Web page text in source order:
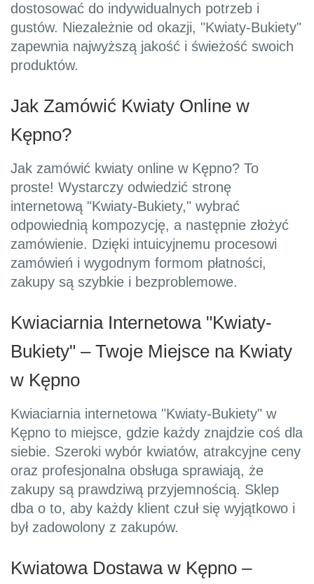
dostosować do indywidualnych potrzeb i
gustów. Niezależnie od okazji, "Kwiaty-Bukiety"
zapewnia najwyższą jakość i świeżość swoich
produktów.
Jak Zamówić Kwiaty Online w
Kępno?
Jak zamówić kwiaty online w Kępno? To
proste! Wystarczy odwiedzić stronę
internetową "Kwiaty-Bukiety," wybrać
odpowiednią kompozycję, a następnie złożyć
zamówienie. Dzięki intuicyjnemu procesowi
zamówień i wygodnym formom płatności,
zakupy są szybkie i bezproblemowe.
Kwiaciarnia Internetowa "Kwiaty-
Bukiety" – Twoje Miejsce na Kwiaty
w Kępno
Kwiaciarnia internetowa "Kwiaty-Bukiety" w
Kępno to miejsce, gdzie każdy znajdzie coś dla
siebie. Szeroki wybór kwiatów, atrakcyjne ceny
oraz profesjonalna obsługa sprawiają, że
zakupy są prawdziwą przyjemnością. Sklep
dba o to, aby każdy klient czuł się wyjątkowo i
był zadowolony z zakupów.
Kwiatowa Dostawa w Kępno –